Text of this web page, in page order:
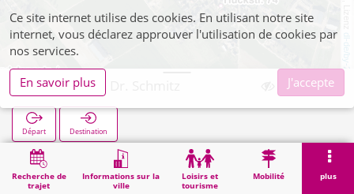
dl-de/by-2-0
Recherche de
trajet
Informations sur la
ville
Loisirs et
tourisme
Mobilité plus
Waldenrath Dr. Schmitz
Départ Destination
Démarrage Waldenrath Dr. Schmitz
Ce site internet utilise des cookies. En utilisant notre site
internet, vous déclarez approuver l'utilisation de cookies par
nos services.
En savoir plus
J'accepte